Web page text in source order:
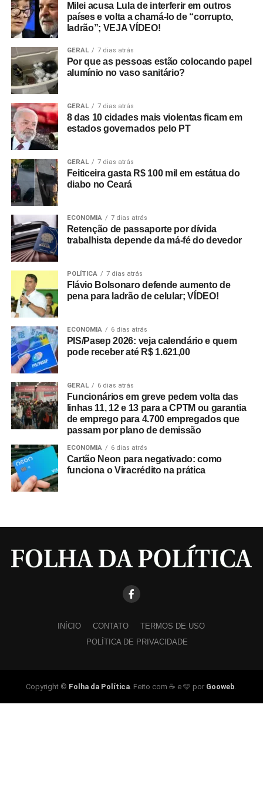
Milei acusa Lula de interferir em outros
países e volta a chamá-lo de “corrupto,
ladrão”; VEJA VÍDEO!
GERAL 7 dias atrás
Por que as pessoas estão colocando papel
alumínio no vaso sanitário?
GERAL 7 dias atrás
8 das 10 cidades mais violentas ficam em
estados governados pelo PT
GERAL 7 dias atrás
Feiticeira gasta R$ 100 mil em estátua do
diabo no Ceará
ECONOMIA 7 dias atrás
Retenção de passaporte por dívida
trabalhista depende da má-fé do devedor
POLÍTICA 7 dias atrás
Flávio Bolsonaro defende aumento de
pena para ladrão de celular; VÍDEO!
ECONOMIA 6 dias atrás
PIS/Pasep 2026: veja calendário e quem
pode receber até R$ 1.621,00
GERAL 6 dias atrás
Funcionários em greve pedem volta das
linhas 11, 12 e 13 para a CPTM ou garantia
de emprego para 4.700 empregados que
passam por plano de demissão
ECONOMIA 6 dias atrás
Cartão Neon para negativado: como
funciona o Viracrédito na prática
INÍCIO CONTATO
TERMOS DE USO
POLÍTICA DE PRIVACIDADE
Copyright © Folha da Política . Feito com ☕ e 🩵 por Gooweb